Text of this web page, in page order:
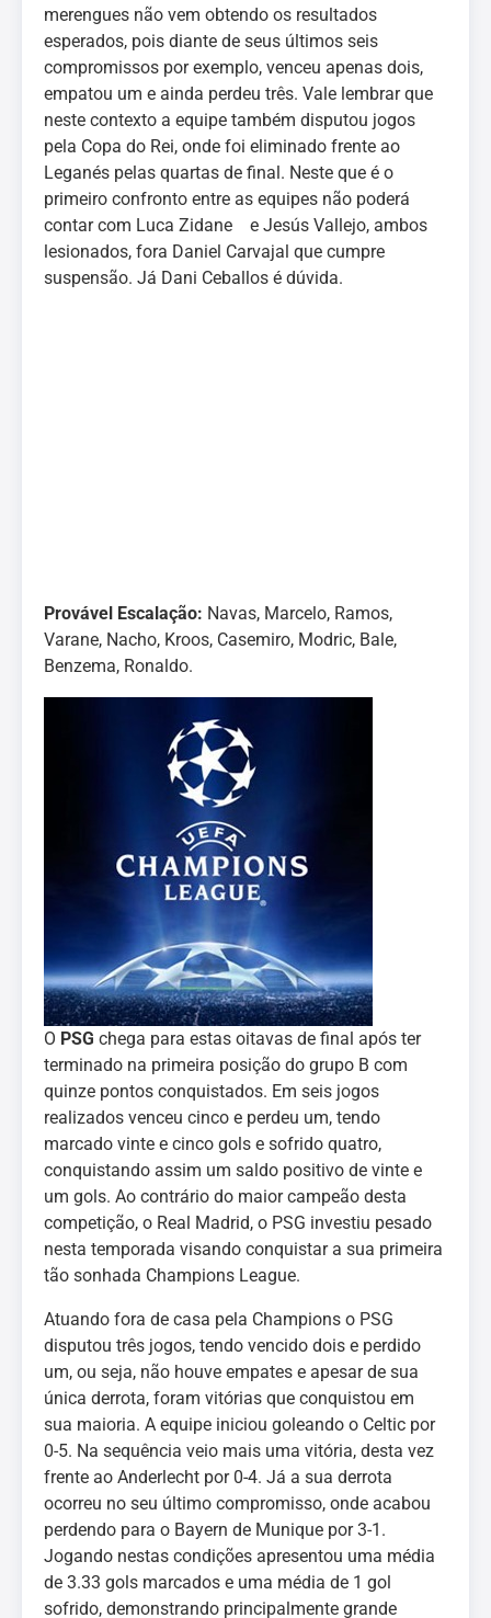
merengues não vem obtendo os resultados
esperados, pois diante de seus últimos seis
compromissos por exemplo, venceu apenas dois,
empatou um e ainda perdeu três. Vale lembrar que
neste contexto a equipe também disputou jogos
pela Copa do Rei, onde foi eliminado frente ao
Leganés pelas quartas de final. Neste que é o
primeiro confronto entre as equipes não poderá
contar com Luca Zidane e Jesús Vallejo, ambos
lesionados, fora Daniel Carvajal que cumpre
suspensão. Já Dani Ceballos é dúvida.
Provável Escalação: Navas, Marcelo, Ramos,
Varane, Nacho, Kroos, Casemiro, Modric, Bale,
Benzema, Ronaldo.
O PSG chega para estas oitavas de final após ter
terminado na primeira posição do grupo B com
quinze pontos conquistados. Em seis jogos
realizados venceu cinco e perdeu um, tendo
marcado vinte e cinco gols e sofrido quatro,
conquistando assim um saldo positivo de vinte e
um gols. Ao contrário do maior campeão desta
competição, o Real Madrid, o PSG investiu pesado
nesta temporada visando conquistar a sua primeira
tão sonhada Champions League.
Atuando fora de casa pela Champions o PSG
disputou três jogos, tendo vencido dois e perdido
um, ou seja, não houve empates e apesar de sua
única derrota, foram vitórias que conquistou em
sua maioria. A equipe iniciou goleando o Celtic por
0-5. Na sequência veio mais uma vitória, desta vez
frente ao Anderlecht por 0-4. Já a sua derrota
ocorreu no seu último compromisso, onde acabou
perdendo para o Bayern de Munique por 3-1.
Jogando nestas condições apresentou uma média
de 3.33 gols marcados e uma média de 1 gol
sofrido, demonstrando principalmente grande